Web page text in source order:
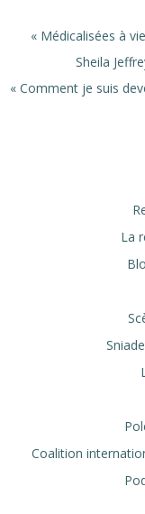
« Médicalisées à
Sheila
« Comment je suis
La
Coalition